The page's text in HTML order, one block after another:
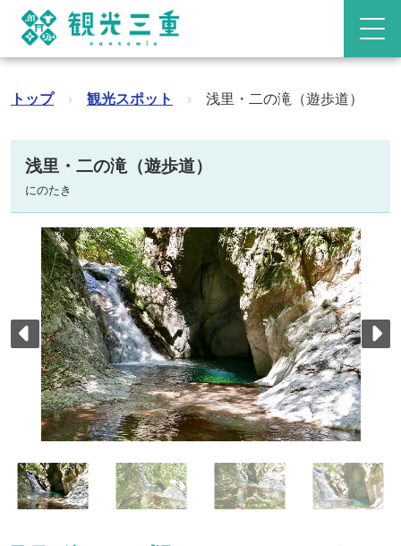
トップ › 観光スポット › 浅里・二の滝（遊歩道）
浅里・二の滝（遊歩道）
にのたき